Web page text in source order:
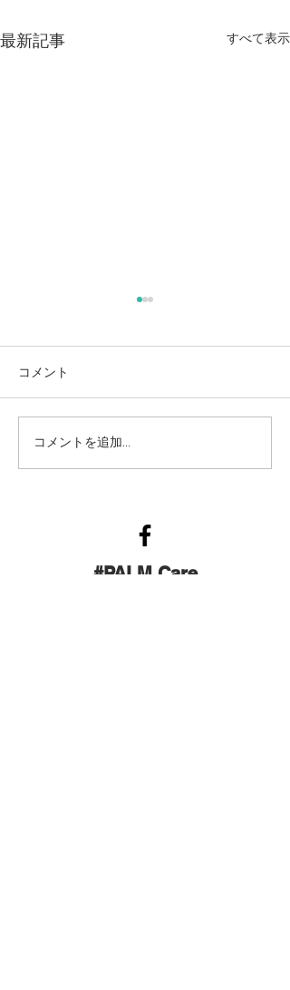
最新記事 すべて表示
つくば市赤ちゃん一緒ヨ
ガ3月
コメント
コメントを追加…
#PALM Care